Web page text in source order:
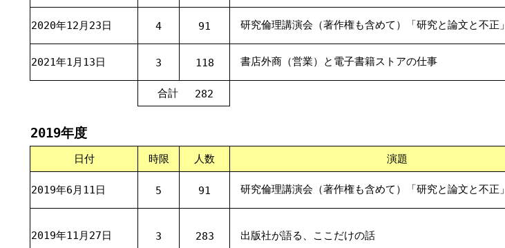
2020年12月23日 4 91 研究倫理講演会（著作権も含めて）「研究と論文と不正」
2021年1月13日 3 118 書店外商（営業）と電子書籍ストアの仕事
合計 282
2019年度
日付 時限 人数 演題
2019年6月11日 5 91 研究倫理講演会（著作権も含めて）「研究と論文と不正」
2019年11月27日 3 283 出版社が語る、ここだけの話